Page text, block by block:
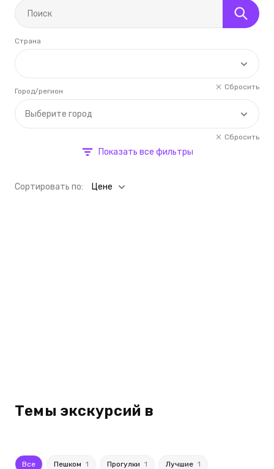
Страна
Сбросить
Выберите город
Город/регион
Сбросить
Показать все фильтры
Cортировать по: Цене
Темы экскурсий в
Все Пешком 1 Прогулки 1 Лучшие 1